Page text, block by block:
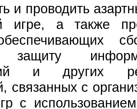
и проводить
игре, а также
защиту
и других
связанных с
с